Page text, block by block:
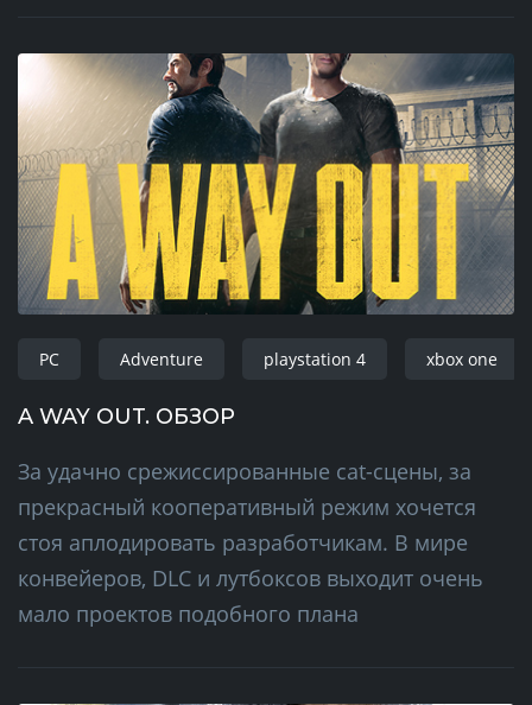
PC Adventure playstation 4 xbox one
A WAY OUT. ОБЗОР
За удачно срежиссированные cat-сцены, за
прекрасный кооперативный режим хочется
стоя аплодировать разработчикам. В мире
конвейеров, DLC и лутбоксов выходит очень
мало проектов подобного плана